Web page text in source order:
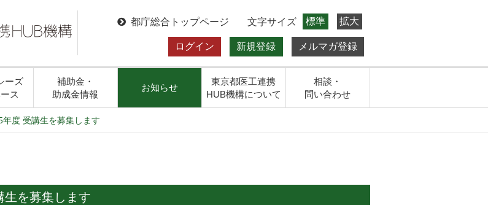
都庁総合トップページ 文字サイズ 標準 拡大
ログイン 新規登録 メルマガ登録
ーズ
ス
補助金・
助成金情報
お知らせ
東京都医工連携
HUB機構について
相談・
問い合わせ
度 受講生を募集します
を募集します